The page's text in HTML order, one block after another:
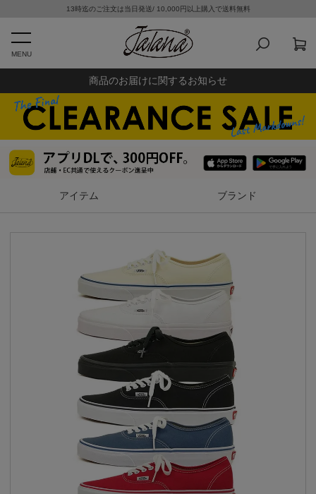
13時迄のご注文は当日発送/ 10,000円以上購入で送料無料
MENU
商品のお届けに関するお知らせ
アイテム ブランド